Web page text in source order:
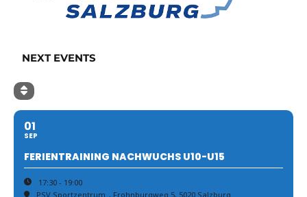
NEXT EVENTS
01
SEP
FERIENTRAINING NACHWUCHS U10-U15
17:30 - 19:00
PSV Sportzentrum , Frohnburgweg 5, 5020 Salzburg